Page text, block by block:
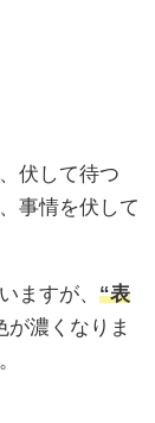
伏して待つ
事情を伏して
ますが、 “表
が濃くなりま